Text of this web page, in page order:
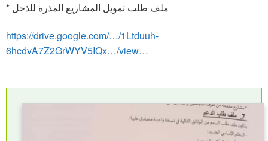
* ملف طلب تمويل المشاريع المذرة للذخل
https://drive.google.com/…/1Ltduuh-
6hcdvA7Z2GrWYV5IQx…/view…